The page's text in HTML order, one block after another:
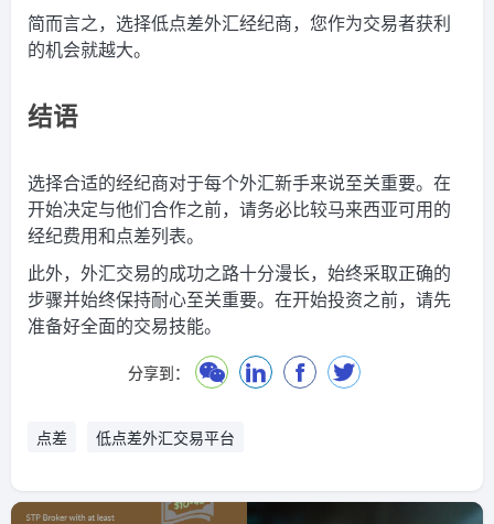
简而言之，选择低点差外汇经纪商，您作为交易者获利
的机会就越大。
结语
选择合适的经纪商对于每个外汇新手来说至关重要。在
开始决定与他们合作之前，请务必比较马来西亚可用的
经纪费用和点差列表。
此外，外汇交易的成功之路十分漫长，始终采取正确的
步骤并始终保持耐心至关重要。在开始投资之前，请先
准备好全面的交易技能。
分享到：
点差 低点差外汇交易平台